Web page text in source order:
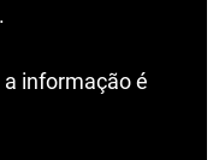
informação é